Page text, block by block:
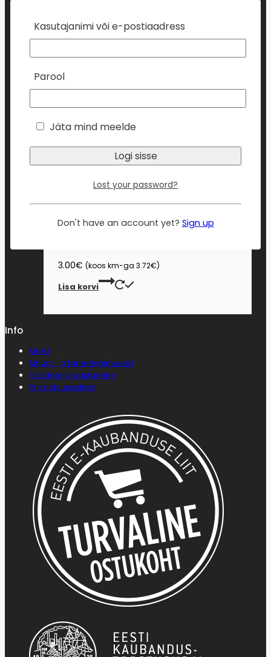
has
multiple
variants.
options
chosen
on
the
page
3.00€ (koos km-ga 3.72€)
Lisa korvi
Info
Meist
Müügi- ja tarnetingimused
Toodete tagastamine
Privaatsussätted
Kasutajanimi või e-postiaadress
Parool
Jäta mind meelde
Lost your password?
Don't have an account yet? Sign up